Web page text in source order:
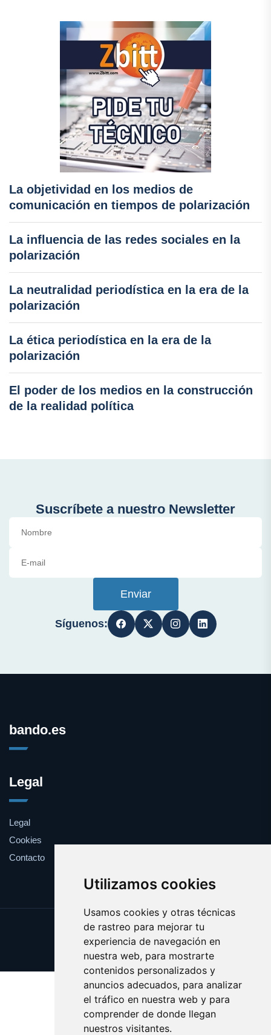
Utilizamos cookies
Usamos cookies y otras técnicas
de rastreo para mejorar tu
experiencia de navegación en
nuestra web, para mostrarte
contenidos personalizados y
anuncios adecuados, para analizar
el tráfico en nuestra web y para
comprender de donde llegan
nuestros visitantes.
La objetividad en los medios de
comunicación en tiempos de polarización
La influencia de las redes sociales en la
polarización
La neutralidad periodística en la era de la
polarización
La ética periodística en la era de la
polarización
El poder de los medios en la construcción
de la realidad política
Suscríbete a nuestro Newsletter
Enviar
Síguenos:
bando.es
Legal
Legal
Cookies
Contacto
Update cookies preferences
Copyright © 2025 bando.es